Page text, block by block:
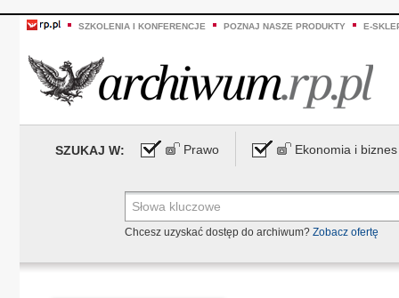
SZKOLENIA I KONFERENCJE POZNAJ NASZE PRODUKTY E-
SZUKAJ W: Prawo Ekonomia i biznes
Chcesz uzyskać dostęp do archiwum? Zobacz ofertę